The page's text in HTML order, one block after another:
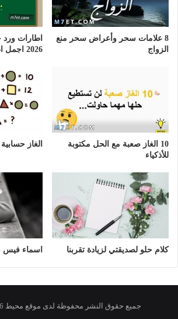
8 علامات سحر وأعراض سحر منع
الزواج
اطارات ورد
2026 اجمل اطارات…
10 الغاز صعبة مع الحل مكتوبة
للأذكياء
الغاز
كلام حلو لصديقتي لزيادة تقربنا اسماء فيس
جميع حقوق النشر محفوظة لدى موقع محيط 2026 M7et.com